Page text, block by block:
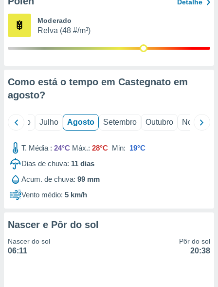
de
1199
Detalhe
Moderado
Relva (48 #/m³)
Como está o tempo em Castegnato em
agosto?
Junho Julho Agosto Setembro Outubro Novembro
T. Média : 24°C Máx.: 28°C Min: 19°C
Dias de chuva: 11 dias
Acum. de chuva: 99 mm
Vento médio: 5 km/h
Nascer e Pôr do sol
Nascer do sol
06:11
Pôr do sol
20:38